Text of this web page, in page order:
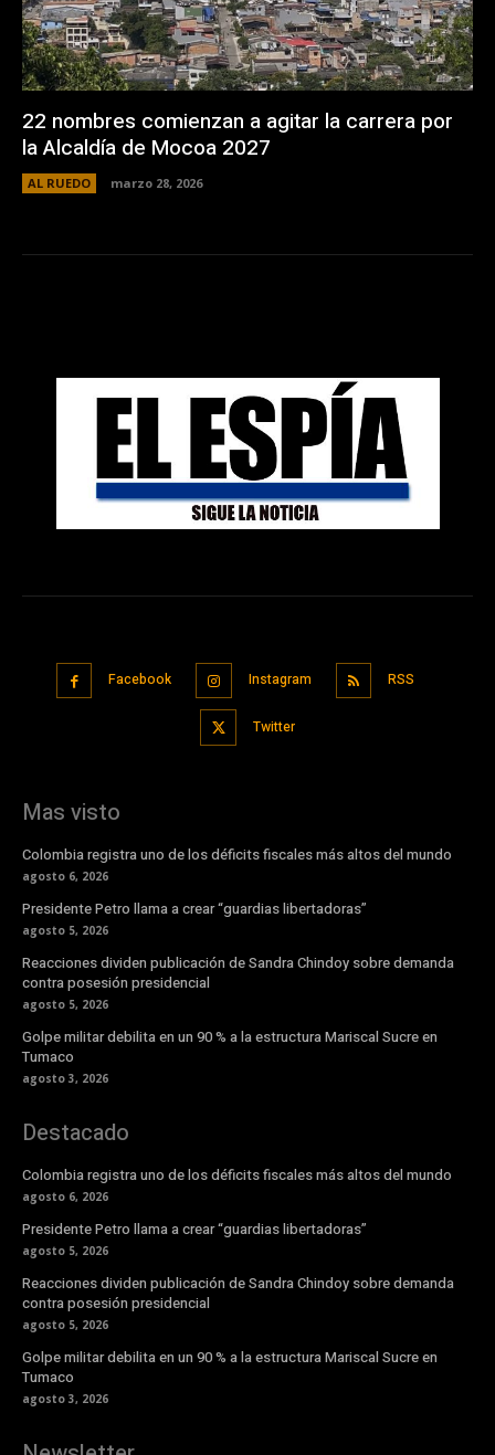
22 nombres comienzan a agitar la carrera por
la Alcaldía de Mocoa 2027
AL RUEDO marzo 28, 2026
Facebook Instagram RSS
Twitter
Mas visto
Colombia registra uno de los déficits fiscales más altos del mundo
agosto 6, 2026
Presidente Petro llama a crear “guardias libertadoras”
agosto 5, 2026
Reacciones dividen publicación de Sandra Chindoy sobre demanda
contra posesión presidencial
agosto 5, 2026
Golpe militar debilita en un 90 % a la estructura Mariscal Sucre en
Tumaco
agosto 3, 2026
Destacado
Colombia registra uno de los déficits fiscales más altos del mundo
agosto 6, 2026
Presidente Petro llama a crear “guardias libertadoras”
agosto 5, 2026
Reacciones dividen publicación de Sandra Chindoy sobre demanda
contra posesión presidencial
agosto 5, 2026
Golpe militar debilita en un 90 % a la estructura Mariscal Sucre en
Tumaco
agosto 3, 2026